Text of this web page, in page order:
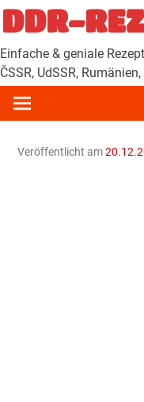
Zum
Inhalt
springen
DDR-
Einfache & geniale
ČSSR, UdSSR,
Veröffentlicht am